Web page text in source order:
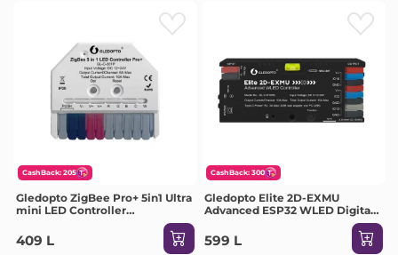
CashBack: 205
Gledopto ZigBee Pro+ 5in1 Ultra
mini LED Controller
CCT/RGB/RGBW/RGBCCT/Single
Color (GL-C-301P), DC12~24V,
6A/CH, max 10A output
409 L
CashBack: 300
Gledopto Elite 2D-EXMU
Advanced ESP32 WLED Digital
RGB/RGBW/RGBCCT with LAN
(GL-C-616WL), DC5~24V, total
599 L